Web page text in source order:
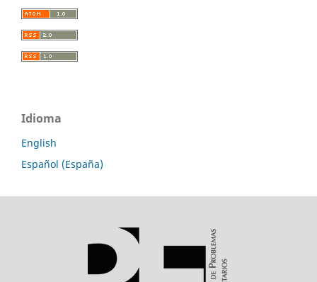
Idioma
English
Español (España)